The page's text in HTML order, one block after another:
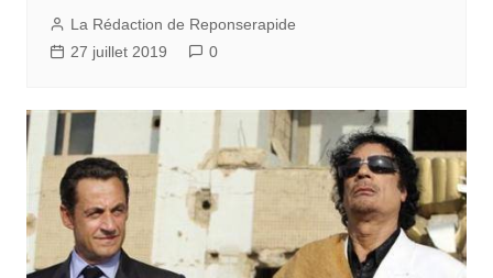
La Rédaction de Reponserapide
27 juillet 2019
0